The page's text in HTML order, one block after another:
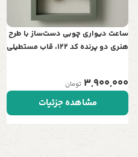
ساعت دیواری چوبی دست‌ساز با طرح
هنری دو پرنده کد 122، قاب مستطیلی
3,900,000 تومان
مشاهده جزئیات